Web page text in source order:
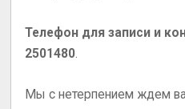
Телефон для записи и
2501480.
Мы с нетерпением ждем